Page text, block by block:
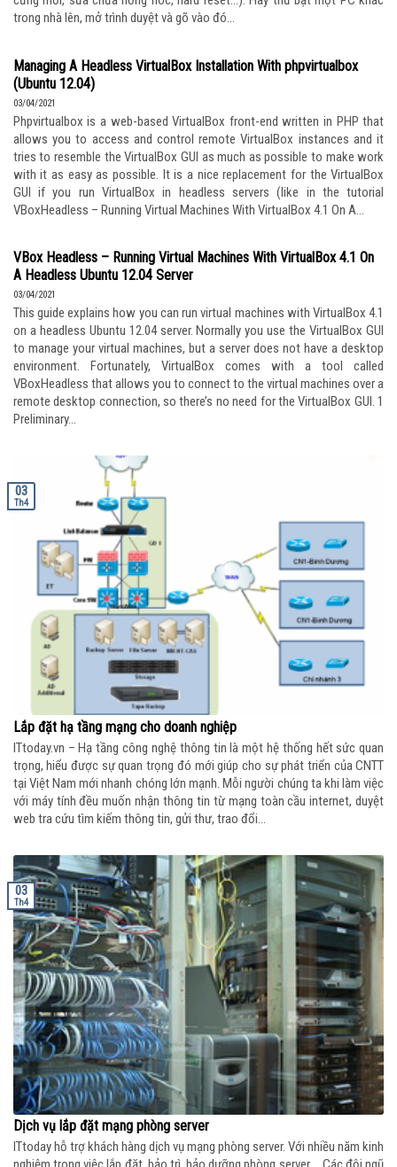
trong nhà lên, mở trình duyệt và gõ vào đó...
Managing A Headless VirtualBox Installation With phpvirtualbox
(Ubuntu 12.04)
03/04/2021
Phpvirtualbox is a web-based VirtualBox front-end written in PHP that
allows you to access and control remote VirtualBox instances and it
tries to resemble the VirtualBox GUI as much as possible to make work
with it as easy as possible. It is a nice replacement for the VirtualBox
GUI if you run VirtualBox in headless servers (like in the tutorial
VBoxHeadless – Running Virtual Machines With VirtualBox 4.1 On A...
VBox Headless – Running Virtual Machines With VirtualBox 4.1 On
A Headless Ubuntu 12.04 Server
03/04/2021
This guide explains how you can run virtual machines with VirtualBox 4.1
on a headless Ubuntu 12.04 server. Normally you use the VirtualBox GUI
to manage your virtual machines, but a server does not have a desktop
environment. Fortunately, VirtualBox comes with a tool called
VBoxHeadless that allows you to connect to the virtual machines over a
remote desktop connection, so there’s no need for the VirtualBox GUI. 1
Preliminary...
Lắp đặt hạ tầng mạng cho doanh nghiệp
ITtoday.vn – Hạ tầng công nghệ thông tin là một hệ thống hết sức quan
trọng, hiểu được sự quan trọng đó mới giúp cho sự phát triển của CNTT
tại Việt Nam mới nhanh chóng lớn mạnh. Mỗi người chúng ta khi làm việc
với máy tính đều muốn nhận thông tin từ mạng toàn cầu internet, duyệt
web tra cứu tìm kiếm thông tin, gửi thư, trao đổi...
03
Th4
Dịch vụ lắp đặt mạng phòng server
ITtoday hỗ trợ khách hàng dịch vụ mạng phòng server. Với nhiều năm kinh
03
Th4